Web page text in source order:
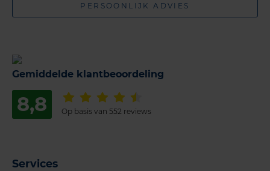
PERSOONLIJK ADVIES
Gemiddelde klantbeoordeling
8,8 Op basis van 552 reviews
Services